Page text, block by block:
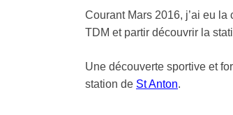
Courant Mars 2016, j’ai eu
TDM et partir découvrir la
Une découverte sportive et
station de St Anton.